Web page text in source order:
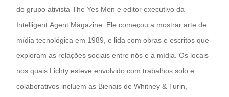
do grupo ativista The Yes Men e editor executivo da
Intelligent Agent Magazine. Ele começou a mostrar arte de
mídia tecnológica em 1989, e lida com obras e escritos que
exploram as relações sociais entre nós e a mídia. Os locais
nos quais Lichty esteve envolvido com trabalhos solo e
colaborativos incluem as Bienais de Whitney & Turin,